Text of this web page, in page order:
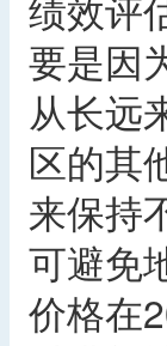
要是因
从长远
区的其
来保持
可避免
价格在